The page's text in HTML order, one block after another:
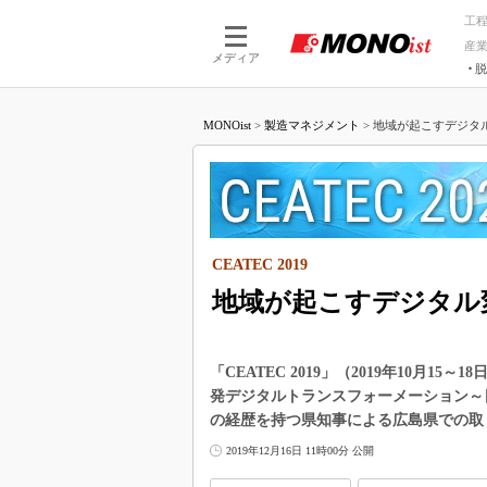
メディア
工
産
つながる工場
つながるサー
AI×設備
MONOist > 製造マネジメント > 地域が起こすデジタ
地域が起こすデジタ
CEATEC 2019
「CEATEC 2019」（2019年10月15～
発デジタルトランスフォーメーション
の経歴を持つ県知事による広島県での
2019年12月16日 11時00分 公開